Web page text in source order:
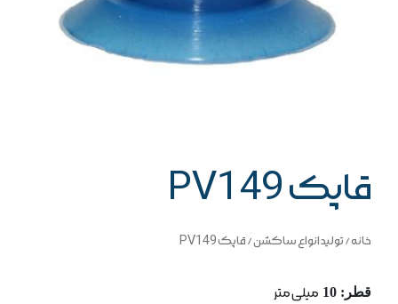
قاپک PV149
خانه/تولید انواع ساکشن/ قاپک PV149
قطر: 10 میلی متر